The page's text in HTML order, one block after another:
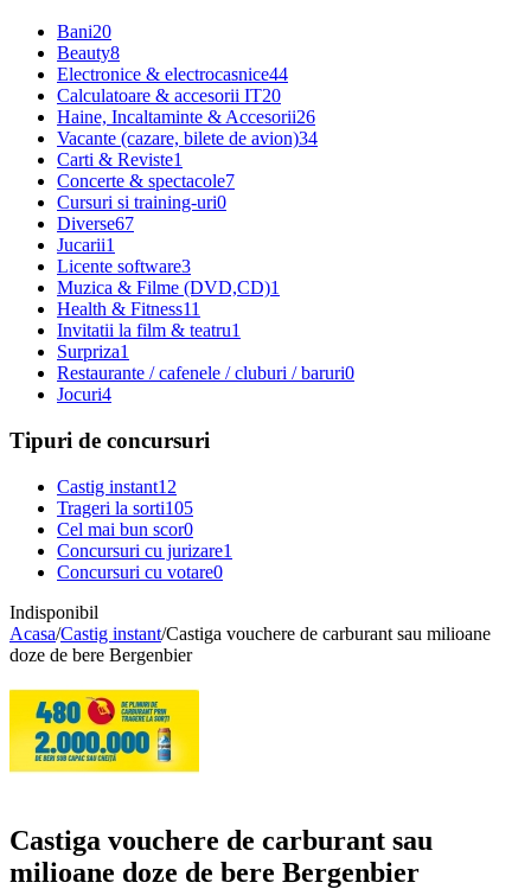
Bani20
Beauty8
Electronice & electrocasnice44
Calculatoare & accesorii IT20
Haine, Incaltaminte & Accesorii26
Vacante (cazare, bilete de avion)34
Carti & Reviste1
Concerte & spectacole7
Cursuri si training-uri0
Diverse67
Jucarii1
Licente software3
Muzica & Filme (DVD,CD)1
Health & Fitness11
Invitatii la film & teatru1
Surpriza1
Restaurante / cafenele / cluburi / baruri0
Jocuri4
Tipuri de concursuri
Castig instant12
Trageri la sorti105
Cel mai bun scor0
Concursuri cu jurizare1
Concursuri cu votare0
Indisponibil
Acasa/Castig instant/Castiga vouchere de carburant sau milioane
doze de bere Bergenbier
Castiga vouchere de carburant sau
milioane doze de bere Bergenbier